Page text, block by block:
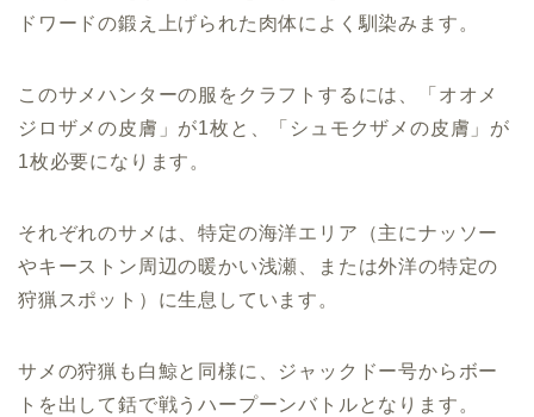
ドワードの鍛え上げられた肉体によく馴染みます。
このサメハンターの服をクラフトするには、「オオメ
ジロザメの皮膚」が1枚と、「シュモクザメの皮膚」が
1枚必要になります。
それぞれのサメは、特定の海洋エリア（主にナッソー
やキーストン周辺の暖かい浅瀬、または外洋の特定の
狩猟スポット）に生息しています。
サメの狩猟も白鯨と同様に、ジャックドー号からボー
トを出して銛で戦うハープーンバトルとなります。